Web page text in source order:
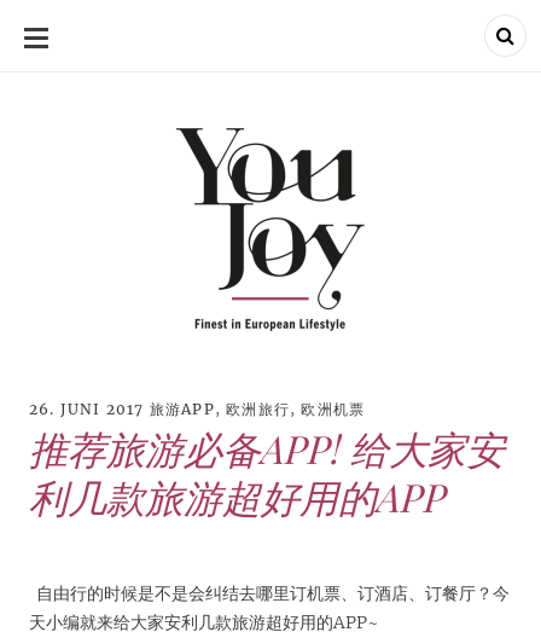
SKIP
26. JUNI 2017 旅游APP,欧洲旅行,欧洲机票
推荐旅游必备APP! 给大家安
利几款旅游超好用的APP
自由行的时候是不是会纠结去哪里订机票、订酒店、订餐厅？今
天小编就来给大家安利几款旅游超好用的APP~